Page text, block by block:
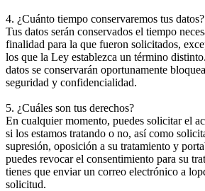
4. ¿Cuánto tiempo conservaremos tus datos?
Tus datos serán conservados el tiempo
finalidad para la que fueron solicitados,
los que la Ley establezca un término
datos se conservarán oportunamente
seguridad y confidencialidad.
5. ¿Cuáles son tus derechos?
En cualquier momento, puedes solicitar el
si los estamos tratando o no, así como
supresión, oposición a su tratamiento y
puedes revocar el consentimiento para su
tienes que enviar un correo electrónico a
solicitud.